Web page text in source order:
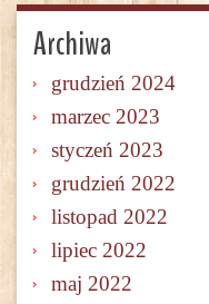
Archiwa
grudzień 2024
marzec 2023
styczeń 2023
grudzień 2022
listopad 2022
lipiec 2022
maj 2022